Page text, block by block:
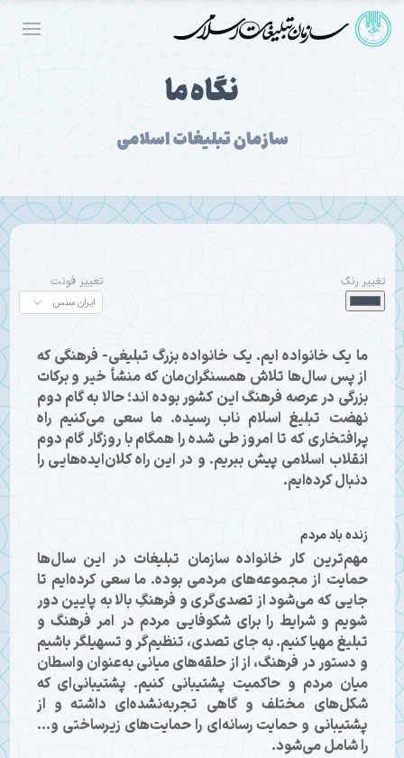
نگاه ما
سازمان تبلیغات اسلامی
تغییر رنگ تغییر فونت
ما یک خانواده ایم. یک خانواده بزرگ تبلیغی- فرهنگی که
از پس سال‌ها تلاش همسنگران‌مان که منشأ خیر و برکات
بزرگی در عرصه فرهنگ این کشور بوده اند؛ حالا به گام دوم
نهضت تبلیغ اسلام ناب رسیده. ما سعی می‌کنیم راه
پرافتخاری که تا امروز طی شده را همگام با روزگار گام دوم
انقلاب اسلامی پیش ببریم. و در این راه کلان‌ایده‌هایی را
دنبال کرده‌ایم.
زنده باد مردم
مهم‌ترین کار خانواده سازمان تبلیغات در این سال‌ها
حمایت از مجموعه‌های مردمی بوده. ما سعی کرده‌ایم تا
جایی که می‌شود از تصدی‌گری و فرهنگِ بالا به پایین دور
شویم و شرایط را برای شکوفایی مردم در امر فرهنگ و
تبلیغ مهیا کنیم. به جای تصدی، تنظیم‌گر و تسهیلگر باشیم
و دستور در فرهنگ، از از حلقه‌های میانی به‌عنوان واسطان
میان مردم و حاکمیت پشتیبانی کنیم. پشتیبانی‌ای که
شکل‌های مختلف و گاهی تجربه‌نشده‌ای داشته و از
پشتیبانی و حمایت رسانه‌ای را حمایت‌های زیرساختی و...
را شامل می‌شود.